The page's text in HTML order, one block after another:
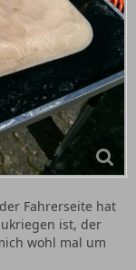
Fahrerseite hat
ist, der
wohl mal um